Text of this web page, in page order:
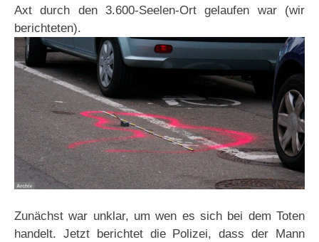
Axt durch den 3.600-Seelen-Ort gelaufen war (wir
berichteten).
Zunächst war unklar, um wen es sich bei dem Toten
handelt. Jetzt berichtet die Polizei, dass der Mann